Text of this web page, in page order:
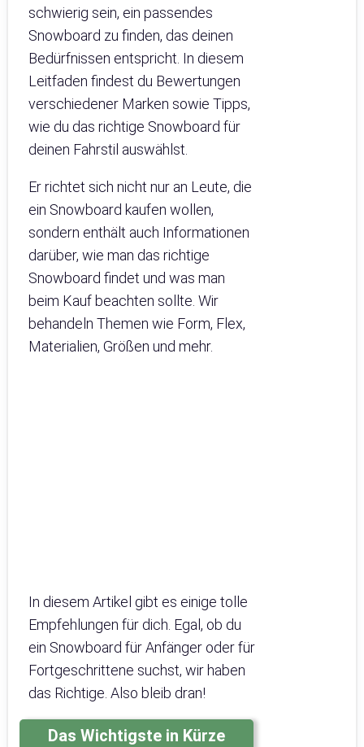
schwierig sein, ein passendes
Snowboard zu finden, das deinen
Bedürfnissen entspricht. In diesem
Leitfaden findest du Bewertungen
verschiedener Marken sowie Tipps,
wie du das richtige Snowboard für
deinen Fahrstil auswählst.
Er richtet sich nicht nur an Leute, die
ein Snowboard kaufen wollen,
sondern enthält auch Informationen
darüber, wie man das richtige
Snowboard findet und was man
beim Kauf beachten sollte. Wir
behandeln Themen wie Form, Flex,
Materialien, Größen und mehr.
In diesem Artikel gibt es einige tolle
Empfehlungen für dich. Egal, ob du
ein Snowboard für Anfänger oder für
Fortgeschrittene suchst, wir haben
das Richtige. Also bleib dran!
Das Wichtigste in Kürze